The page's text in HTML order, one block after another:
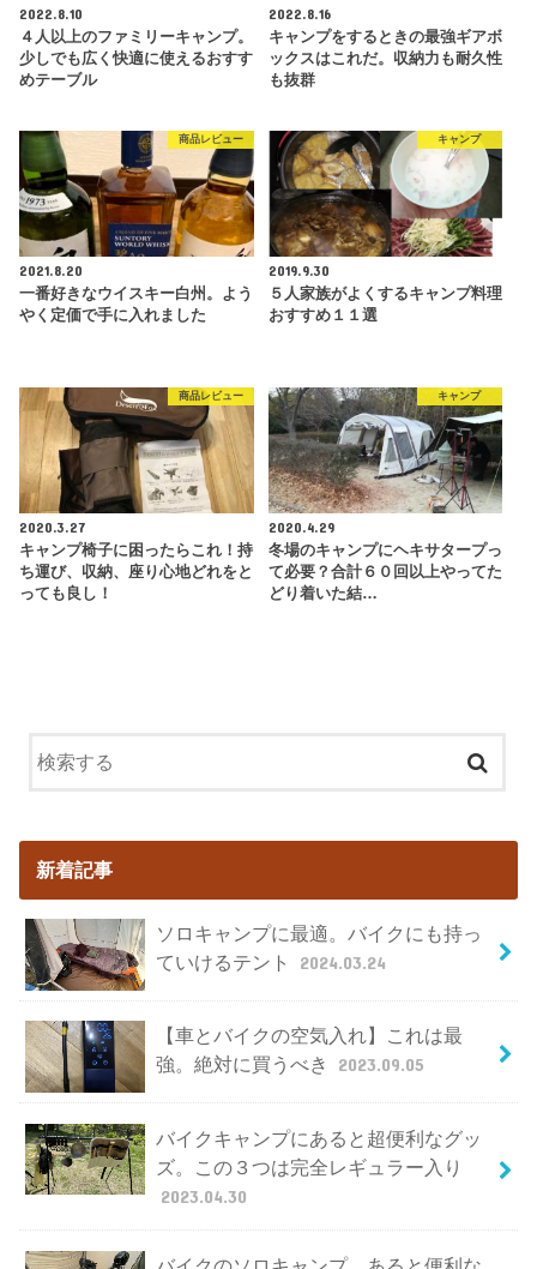
2022.8.10
４人以上のファミリーキャンプ。
少しでも広く快適に使えるおすす
めテーブル
2022.8.16
キャンプをするときの最強ギアボ
ックスはこれだ。収納力も耐久性
も抜群
商品レビュー
2021.8.20
一番好きなウイスキー白州。よう
やく定価で手に入れました
キャンプ
2019.9.30
５人家族がよくするキャンプ料理
おすすめ１１選
商品レビュー
2020.3.27
キャンプ椅子に困ったらこれ！持
ち運び、収納、座り心地どれをと
っても良し！
キャンプ
2020.4.29
冬場のキャンプにヘキサタープっ
て必要？合計６０回以上やってた
どり着いた結…
新着記事
ソロキャンプに最適。バイクにも持っ
ていけるテント
2024.03.24
【車とバイクの空気入れ】これは最
強。絶対に買うべき
2023.09.05
バイクキャンプにあると超便利なグッ
ズ。この３つは完全レギュラー入り
2023.04.30